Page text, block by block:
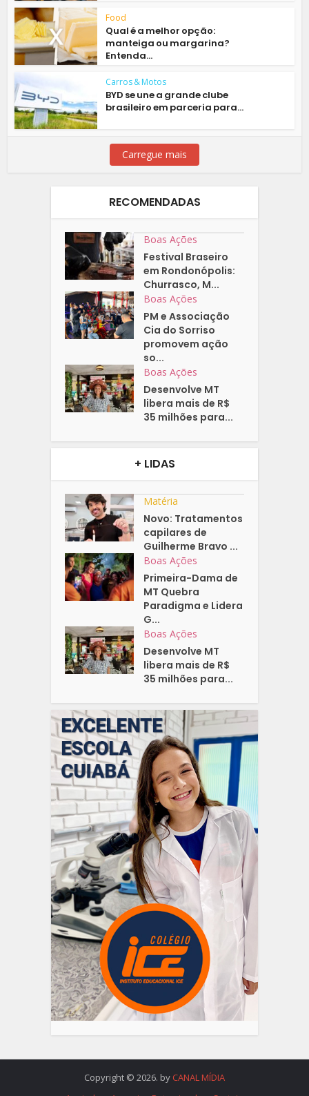
Food
Qual é a melhor opção:
manteiga ou margarina?
Entenda...
Carros & Motos
BYD se une a grande clube
brasileiro em parceria para...
Carregue mais
RECOMENDADAS
Boas Ações
Festival Braseiro
em Rondonópolis:
Churrasco, M...
Boas Ações
PM e Associação
Cia do Sorriso
promovem ação
so...
Boas Ações
Desenvolve MT
libera mais de R$
35 milhões para...
+ LIDAS
Matéria
Novo: Tratamentos
capilares de
Guilherme Bravo ...
Boas Ações
Primeira-Dama de
MT Quebra
Paradigma e Lidera
G...
Boas Ações
Desenvolve MT
libera mais de R$
35 milhões para...
Copyright © 2026. by CANAL MÍDIA